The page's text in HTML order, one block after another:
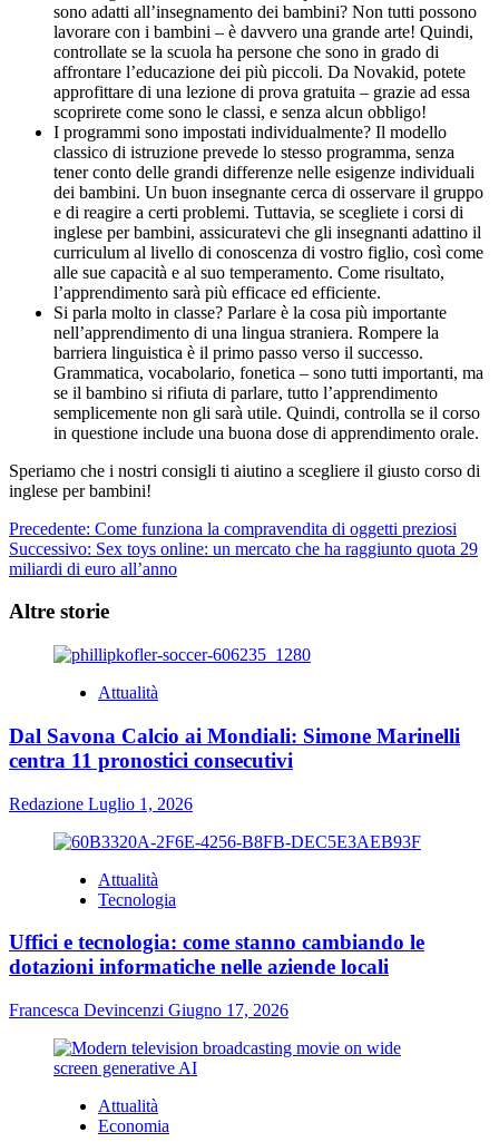
sono adatti all’insegnamento dei bambini? Non tutti possono
lavorare con i bambini – è davvero una grande arte! Quindi,
controllate se la scuola ha persone che sono in grado di
affrontare l’educazione dei più piccoli. Da Novakid, potete
approfittare di una lezione di prova gratuita – grazie ad essa
scoprirete come sono le classi, e senza alcun obbligo!
I programmi sono impostati individualmente? Il modello
classico di istruzione prevede lo stesso programma, senza
tener conto delle grandi differenze nelle esigenze individuali
dei bambini. Un buon insegnante cerca di osservare il gruppo
e di reagire a certi problemi. Tuttavia, se scegliete i corsi di
inglese per bambini, assicuratevi che gli insegnanti adattino il
curriculum al livello di conoscenza di vostro figlio, così come
alle sue capacità e al suo temperamento. Come risultato,
l’apprendimento sarà più efficace ed efficiente.
Si parla molto in classe? Parlare è la cosa più importante
nell’apprendimento di una lingua straniera. Rompere la
barriera linguistica è il primo passo verso il successo.
Grammatica, vocabolario, fonetica – sono tutti importanti, ma
se il bambino si rifiuta di parlare, tutto l’apprendimento
semplicemente non gli sarà utile. Quindi, controlla se il corso
in questione include una buona dose di apprendimento orale.
Speriamo che i nostri consigli ti aiutino a scegliere il giusto corso di
inglese per bambini!
Navigazione
articolo
Precedente: Come funziona la compravendita di oggetti preziosi
Successivo: Sex toys online: un mercato che ha raggiunto quota 29
miliardi di euro all’anno
Altre storie
Attualità
Dal Savona Calcio ai Mondiali: Simone Marinelli
centra 11 pronostici consecutivi
Redazione Luglio 1, 2026
Attualità
Tecnologia
Uffici e tecnologia: come stanno cambiando le
dotazioni informatiche nelle aziende locali
Francesca Devincenzi Giugno 17, 2026
Attualità
Economia